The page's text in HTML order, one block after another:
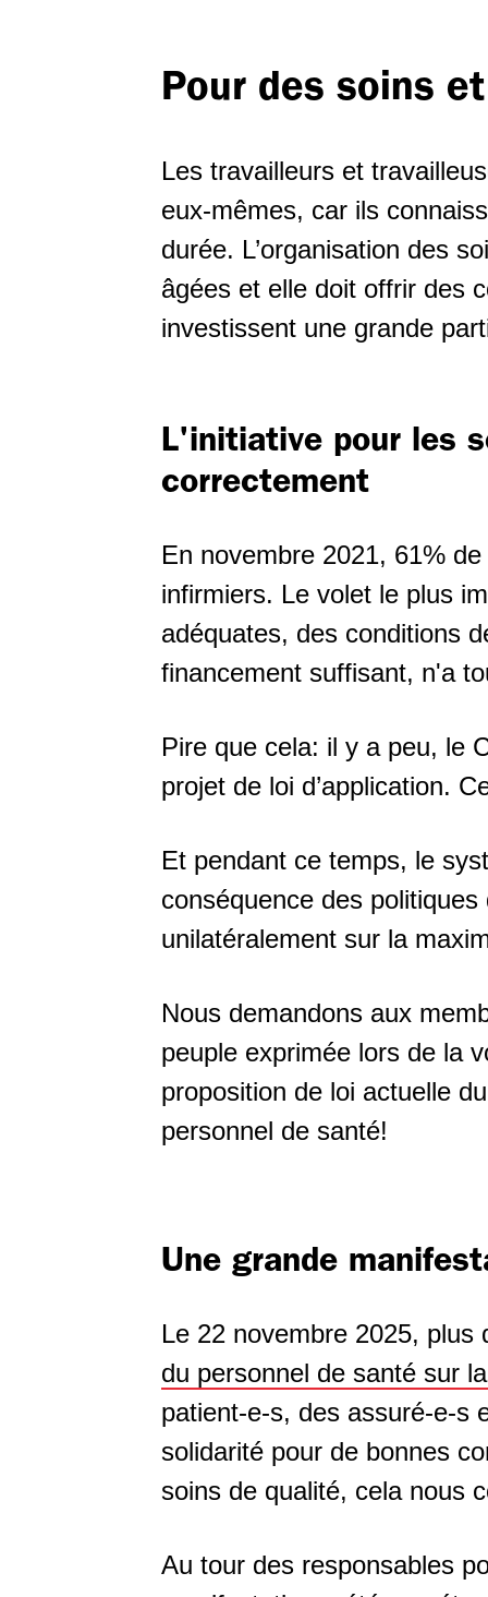
accompagnement
Shops de stations-
Second œuvre romand
Politique du climat -
Politique industrielle
Relations Suisse-UE
Pour des soins
Les travailleurs et
eux-mêmes, car ils
durée. L’organisation des
âgées et elle doit offrir des
investissent une grande
L'initiative pour les
correctement
En novembre 2021, 61%
infirmiers. Le volet le plus
adéquates, des conditions
financement suffisant, n'a
Pire que cela: il y a peu, le
projet de loi d’application.
Et pendant ce temps, le
conséquence des
unilatéralement sur la
Nous demandons aux
peuple exprimée lors de la
proposition de loi actuelle
personnel de santé!
Une grande
Le 22 novembre 2025, plus
du personnel de santé sur
patient-e-s, des assuré-e-s
solidarité pour de bonnes
soins de qualité, cela nous
Au tour des responsables